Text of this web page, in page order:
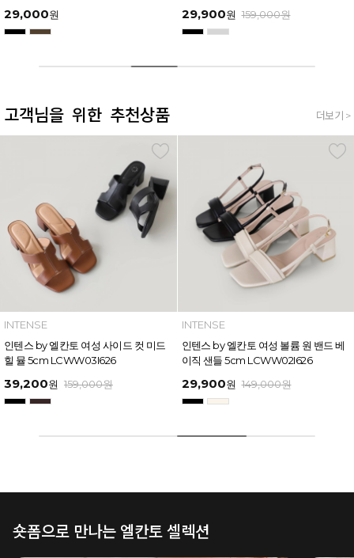
29,900원 54,400원 169,000원
고객님을 위한 추천상품 더보기 >
INTENSE
인텐스 by 엘칸토 여성 볼륨 원 밴드 베
이직 샌들 5cm LCWW02I626
29,900원 149,000원
INTENSE
인텐스 by 엘칸토 여성 와이드 스트랩
버클 포인트 샌들 6cm LCWW17I626
49,600원 169,000원
숏폼으로 만나는 엘칸토 셀렉션